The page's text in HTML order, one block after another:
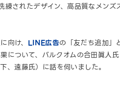
練されたデザイン、高品質なメン
向け、 LINE広告の「友だち追加」
について、バルクオムの合田眞
遠藤氏）に話を伺いました。